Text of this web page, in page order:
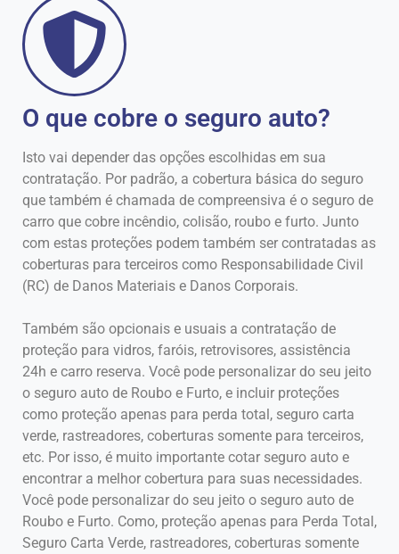
O que cobre o seguro auto?
Isto vai depender das opções escolhidas em sua
contratação. Por padrão, a cobertura básica do seguro
que também é chamada de compreensiva é o seguro de
carro que cobre incêndio, colisão, roubo e furto. Junto
com estas proteções podem também ser contratadas as
coberturas para terceiros como Responsabilidade Civil
(RC) de Danos Materiais e Danos Corporais.
Também são opcionais e usuais a contratação de
proteção para vidros, faróis, retrovisores, assistência
24h e carro reserva. Você pode personalizar do seu jeito
o seguro auto de Roubo e Furto, e incluir proteções
como proteção apenas para perda total, seguro carta
verde, rastreadores, coberturas somente para terceiros,
etc. Por isso, é muito importante cotar seguro auto e
encontrar a melhor cobertura para suas necessidades.
Você pode personalizar do seu jeito o seguro auto de
Roubo e Furto. Como, proteção apenas para Perda Total,
Seguro Carta Verde, rastreadores, coberturas somente